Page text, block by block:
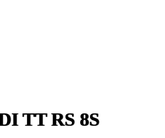
TT RS 8S